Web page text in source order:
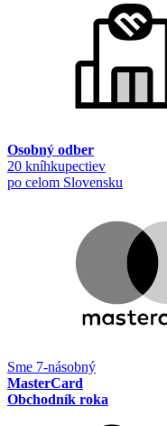
Osobný odber
20 kníhkupectiev
po celom Slovensku
Sme 7-násobný
MasterCard
Obchodník roka